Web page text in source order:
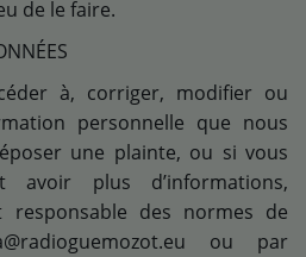
de le faire.
à, corriger, modifier ou
personnelle que nous
une plainte, ou si vous
avoir plus d’informations,
responsable des normes de
ou par